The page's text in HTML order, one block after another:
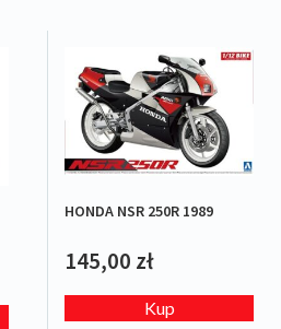
HONDA NSR 250R 1989
145,00 zł
Kup